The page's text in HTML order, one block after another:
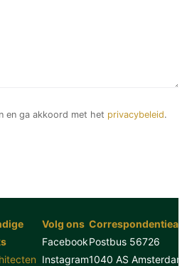
en ga akkoord met het privacybeleid.
Volg ons
Facebook
Instagram
Postbus 56726
1040 AS Amsterdam